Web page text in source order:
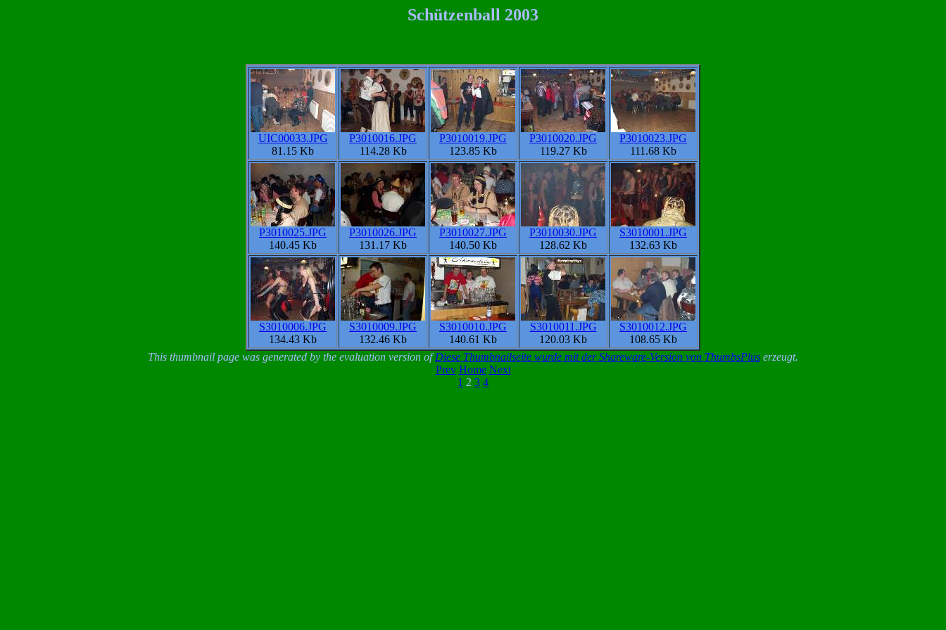
Schützenball 2003
UIC00033.JPG
81.15 Kb
P3010016.JPG
114.28 Kb
P3010019.JPG
123.85 Kb
P3010020.JPG
119.27 Kb
P3010023.JPG
111.68 Kb
P3010025.JPG
140.45 Kb
P3010026.JPG
131.17 Kb
P3010027.JPG
140.50 Kb
P3010030.JPG
128.62 Kb
S3010001.JPG
132.63 Kb
S3010006.JPG
134.43 Kb
S3010009.JPG
132.46 Kb
S3010010.JPG
140.61 Kb
S3010011.JPG
120.03 Kb
S3010012.JPG
108.65 Kb
This thumbnail page was generated by the evaluation version ofDiese Thumbnailseite wurde mit der Shareware-Version von ThumbsPlus erzeugt.
Prev Home Next
1 2 3 4